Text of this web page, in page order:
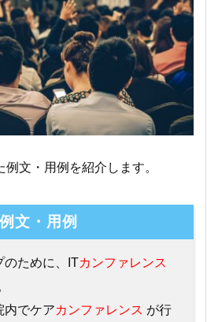
文・用例を紹介します。
文・用例
のために、ITカンファレンス
内でケアカンファレンス が行